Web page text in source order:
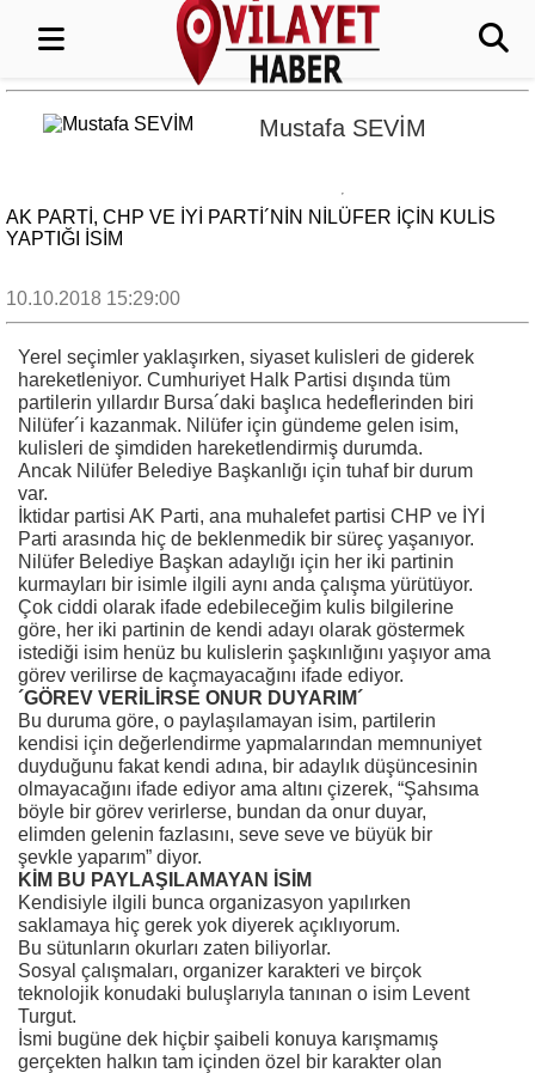
Mustafa SEVİM
AK PARTI, CHP VE İYİ PARTI´NIN NILÜFER IÇIN KULIS
YAPTIĞI ISIM
10.10.2018 15:29:00
Yerel seçimler yaklaşırken, siyaset kulisleri de giderek
hareketleniyor. Cumhuriyet Halk Partisi dışında tüm
partilerin yıllardır Bursa´daki başlıca hedeflerinden biri
Nilüfer´i kazanmak. Nilüfer için gündeme gelen isim,
kulisleri de şimdiden hareketlendirmiş durumda.
Ancak Nilüfer Belediye Başkanlığı için tuhaf bir durum
var.
İktidar partisi AK Parti, ana muhalefet partisi CHP ve İYİ
Parti arasında hiç de beklenmedik bir süreç yaşanıyor.
Nilüfer Belediye Başkan adaylığı için her iki partinin
kurmayları bir isimle ilgili aynı anda çalışma yürütüyor.
Çok ciddi olarak ifade edebileceğim kulis bilgilerine
göre, her iki partinin de kendi adayı olarak göstermek
istediği isim henüz bu kulislerin şaşkınlığını yaşıyor ama
görev verilirse de kaçmayacağını ifade ediyor.
´GÖREV VERİLİRSE ONUR DUYARIM´
Bu duruma göre, o paylaşılamayan isim, partilerin
kendisi için değerlendirme yapmalarından memnuniyet
duyduğunu fakat kendi adına, bir adaylık düşüncesinin
olmayacağını ifade ediyor ama altını çizerek, “Şahsıma
böyle bir görev verirlerse, bundan da onur duyar,
elimden gelenin fazlasını, seve seve ve büyük bir
şevkle yaparım” diyor.
KİM BU PAYLAŞILAMAYAN İSİM
Kendisiyle ilgili bunca organizasyon yapılırken
saklamaya hiç gerek yok diyerek açıklıyorum.
Bu sütunların okurları zaten biliyorlar.
Sosyal çalışmaları, organizer karakteri ve birçok
teknolojik konudaki buluşlarıyla tanınan o isim Levent
Turgut.
İsmi bugüne dek hiçbir şaibeli konuya karışmamış
gerçekten halkın tam içinden özel bir karakter olan